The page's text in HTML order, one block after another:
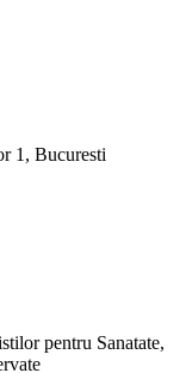
1, Bucuresti
pentru Sanatate,